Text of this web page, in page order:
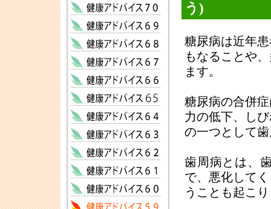
う)
糖尿病は近年
もなることや
ます。
糖尿病の合併
力の低下、し
の一つとして
歯周病とは、
で、悪化して
うことも起こ